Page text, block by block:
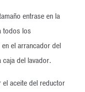
entrase en la
todos los
el arrancador del
del lavador.
el aceite del reductor